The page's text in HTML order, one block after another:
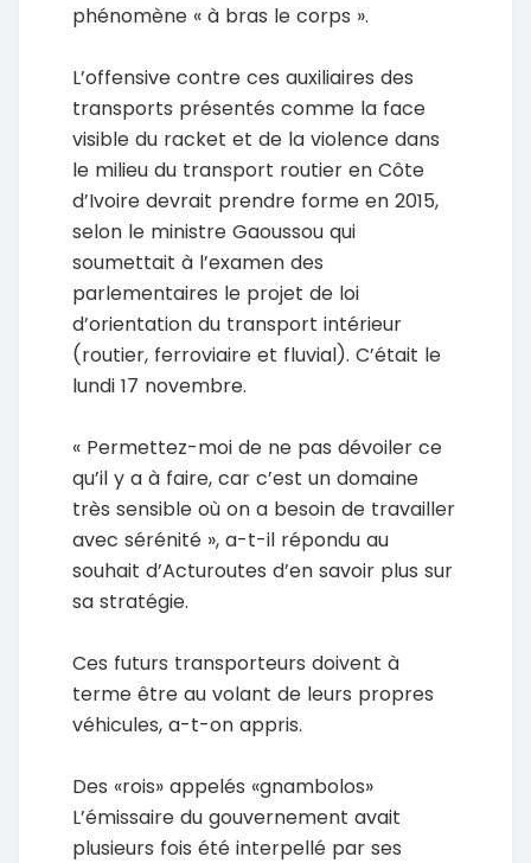
phénomène « à bras le corps ».
L’offensive contre ces auxiliaires des
transports présentés comme la face
visible du racket et de la violence dans
le milieu du transport routier en Côte
d’Ivoire devrait prendre forme en 2015,
selon le ministre Gaoussou qui
soumettait à l’examen des
parlementaires le projet de loi
d’orientation du transport intérieur
(routier, ferroviaire et fluvial). C’était le
lundi 17 novembre.
« Permettez-moi de ne pas dévoiler ce
qu’il y a à faire, car c’est un domaine
très sensible où on a besoin de travailler
avec sérénité », a-t-il répondu au
souhait d’Acturoutes d’en savoir plus sur
sa stratégie.
Ces futurs transporteurs doivent à
terme être au volant de leurs propres
véhicules, a-t-on appris.
Des «rois» appelés «gnambolos»
L’émissaire du gouvernement avait
plusieurs fois été interpellé par ses